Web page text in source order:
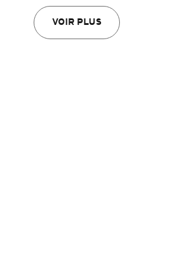
VOIR PLUS